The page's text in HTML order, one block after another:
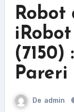
Robot
(7150)
De admin